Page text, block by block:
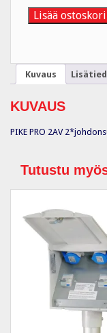
AV
Lisää
Kuvaus
KUVAUS
PIKE PRO 2AV
Tutustu